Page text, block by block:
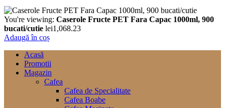
You're viewing: Caserole Fructe PET Fara Capac 1000ml, 900
bucati/cutie lei1,068.23
Adaugă în coș
Acasă
Promotii
Magazin
Cafea
Cafea de Specialitate
Cafea Boabe